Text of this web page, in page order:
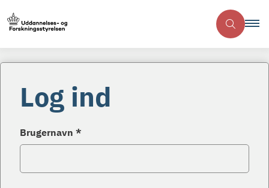
Log ind
Brugernavn *